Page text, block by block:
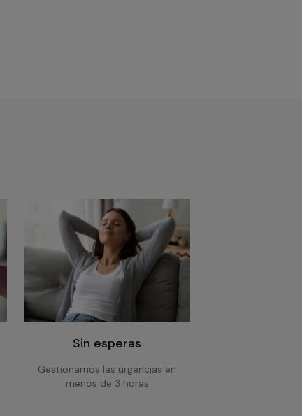
Sin esperas
Gestionamos las urgencias en
menos de 3 horas